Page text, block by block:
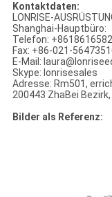
Kontaktdaten:
LONRISE-
Shanghai-Hauptbüro:
Telefon:
Fax: +86-021-
E-Mail:
Skype: lonrisesales
Adresse: Rm501,
200443 ZhaBei
Bilder als Referenz: